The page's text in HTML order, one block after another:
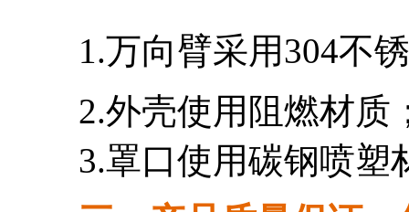
1.万向臂采用304不
2.外壳使用阻燃材质
3.罩口使用碳钢喷塑